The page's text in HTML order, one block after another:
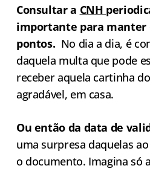
Consultar a CNH
importante para manter
pontos. No dia a dia, é
daquela multa que pode
receber aquela cartinha
agradável, em casa.
Ou então da data de
uma surpresa daquelas
o documento. Imagina só